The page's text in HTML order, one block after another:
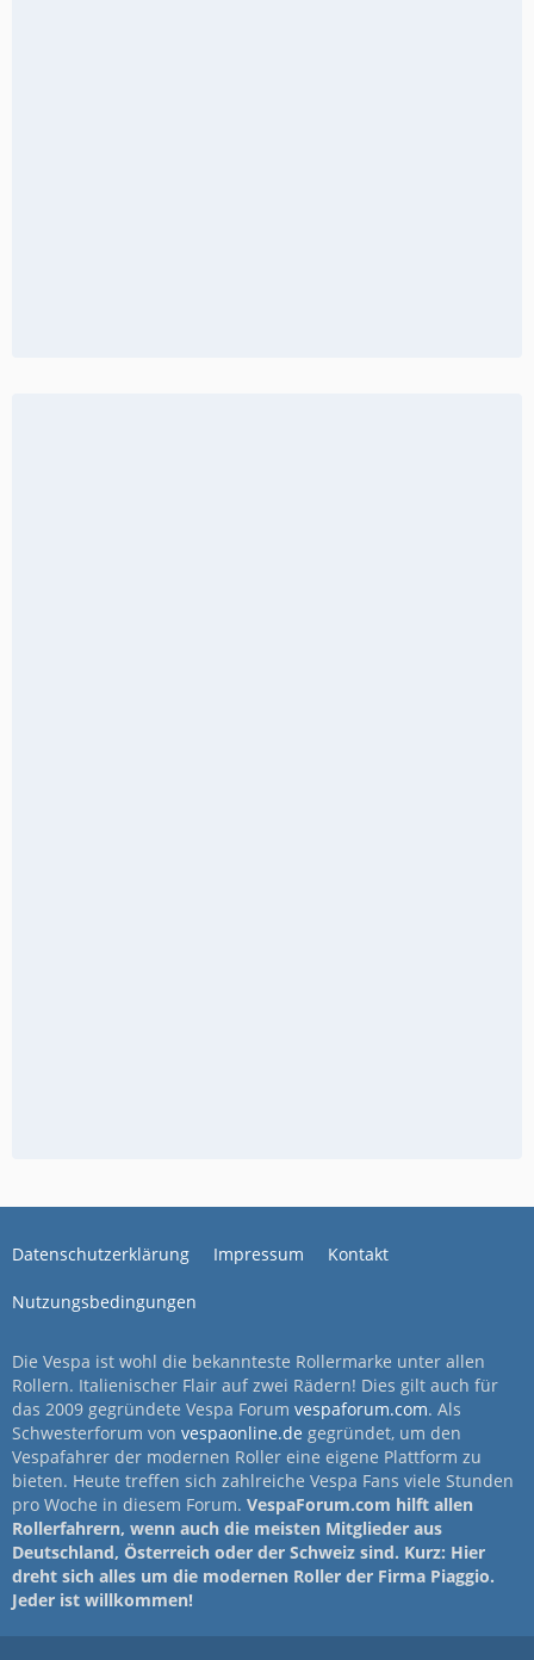
Datenschutzerklärung Impressum Kontakt
Nutzungsbedingungen
Die Vespa ist wohl die bekannteste Rollermarke unter allen
Rollern. Italienischer Flair auf zwei Rädern! Dies gilt auch für
das 2009 gegründete Vespa Forum vespaforum.com. Als
Schwesterforum von vespaonline.de gegründet, um den
Vespafahrer der modernen Roller eine eigene Plattform zu
bieten. Heute treffen sich zahlreiche Vespa Fans viele Stunden
pro Woche in diesem Forum. VespaForum.com hilft allen
Rollerfahrern, wenn auch die meisten Mitglieder aus
Deutschland, Österreich oder der Schweiz sind. Kurz: Hier
dreht sich alles um die modernen Roller der Firma Piaggio.
Jeder ist willkommen!